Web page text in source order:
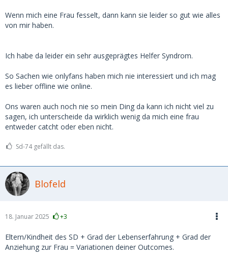
Wenn mich eine Frau fesselt, dann kann sie leider so gut wie alles
von mir haben.
Ich habe da leider ein sehr ausgeprägtes Helfer Syndrom.
So Sachen wie onlyfans haben mich nie interessiert und ich mag
es lieber offline wie online.
Ons waren auch noch nie so mein Ding da kann ich nicht viel zu
sagen, ich unterscheide da wirklich wenig da mich eine frau
entweder catcht oder eben nicht.
Sd-74 gefällt das.
Blofeld
18. Januar 2025 +3
Eltern/Kindheit des SD + Grad der Lebenserfahrung + Grad der
Anziehung zur Frau = Variationen deiner Outcomes.